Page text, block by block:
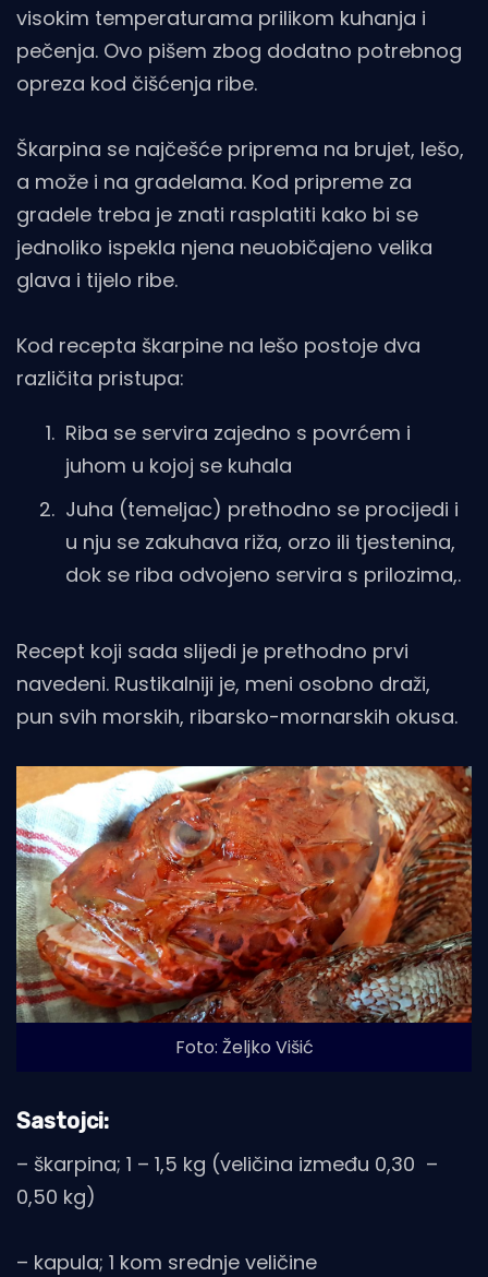
visokim temperaturama prilikom kuhanja i
pečenja. Ovo pišem zbog dodatno potrebnog
opreza kod čišćenja ribe.
Škarpina se najčešće priprema na brujet, lešo,
a može i na gradelama. Kod pripreme za
gradele treba je znati rasplatiti kako bi se
jednoliko ispekla njena neuobičajeno velika
glava i tijelo ribe.
Kod recepta škarpine na lešo postoje dva
različita pristupa:
Riba se servira zajedno s povrćem i
juhom u kojoj se kuhala
Juha (temeljac) prethodno se procijedi i
u nju se zakuhava riža, orzo ili tjestenina,
dok se riba odvojeno servira s prilozima,.
Recept koji sada slijedi je prethodno prvi
navedeni. Rustikalniji je, meni osobno draži,
pun svih morskih, ribarsko-mornarskih okusa.
Foto: Željko Višić
Sastojci:
– škarpina; 1 – 1,5 kg (veličina između 0,30 –
0,50 kg)
– kapula; 1 kom srednje veličine